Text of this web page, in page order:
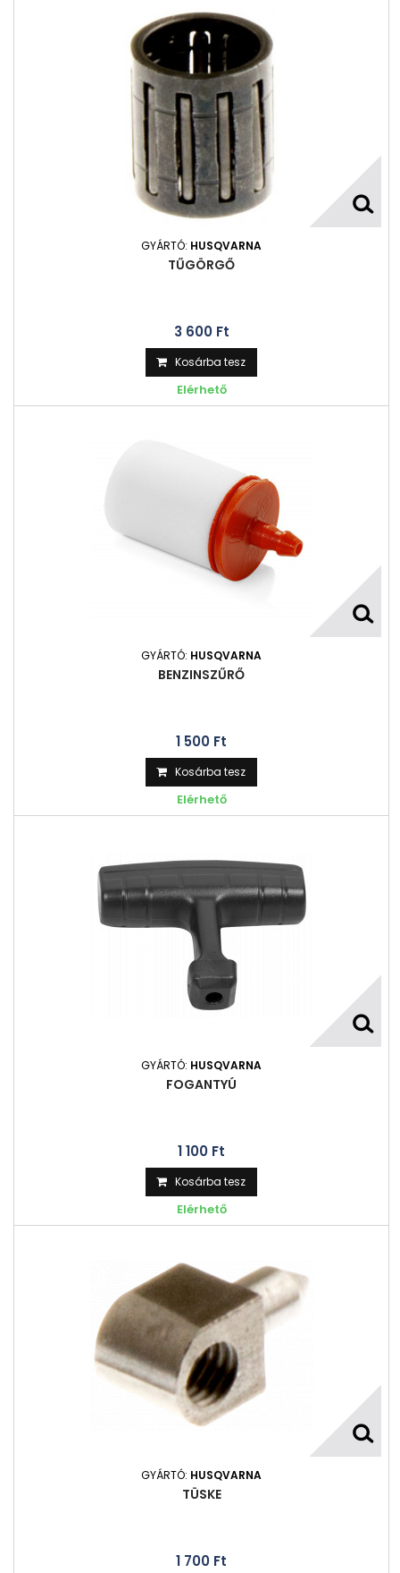
GYÁRTÓ: HUSQVARNA
TŰGÖRGŐ
3 600 Ft‎
Kosárba tesz
Elérhető
GYÁRTÓ: HUSQVARNA
BENZINSZŰRŐ
1 500 Ft‎
Kosárba tesz
Elérhető
GYÁRTÓ: HUSQVARNA
FOGANTYÚ
1 100 Ft‎
Kosárba tesz
Elérhető
GYÁRTÓ: HUSQVARNA
TÜSKE
1 700 Ft‎